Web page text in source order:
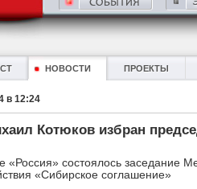
НОВОСТИ ПРОЕКТЫ
в 12:24
Котюков избран
состоялось заседание
«Сибирское соглашение»